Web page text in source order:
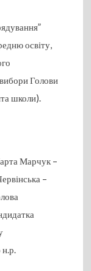
освіту,
Голови
школи).
Марчук –
–